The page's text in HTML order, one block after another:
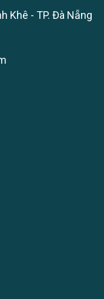
Khê - TP. Đà Nẵng